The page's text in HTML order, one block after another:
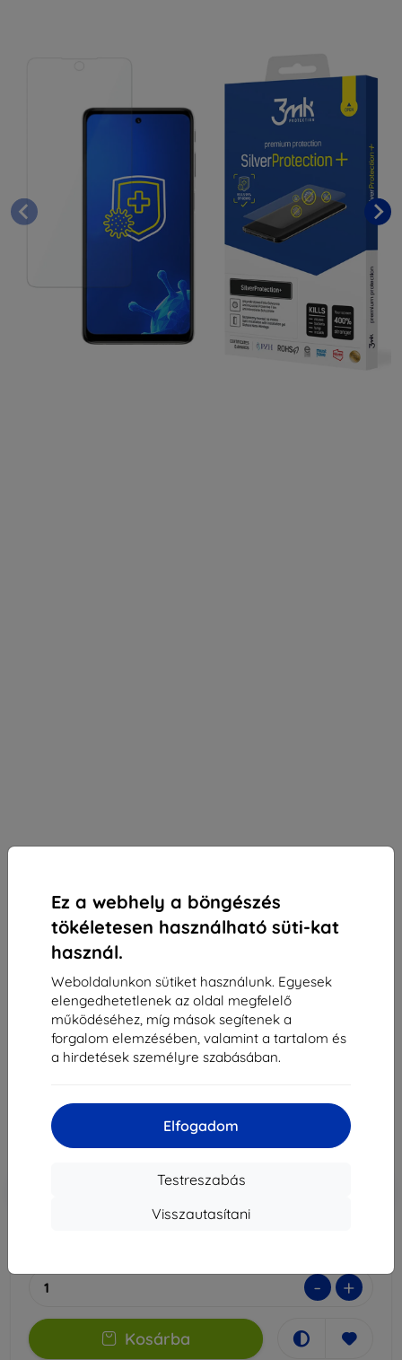
Ez a webhely a böngészés
tökéletesen használható süti-kat
használ.
Weboldalunkon sütiket használunk. Egyesek
elengedhetetlenek az oldal megfelelő
működéséhez, míg mások segítenek a
forgalom elemzésében, valamint a tartalom és
a hirdetések személyre szabásában.
Elfogadom
Testreszabás
Visszautasítani
3MK Silver Protect+ Motorola Moto G51 5G nedves
felhelyezésű antimikrobiális fólia
Alkalmas: Motorola Moto G51
Leírás és specifikáció
2 241 Ft
Ár ÁFA nelkül1 764 Ft
Kedvezmény kuponnalEXTRA10
- +
Kosárba